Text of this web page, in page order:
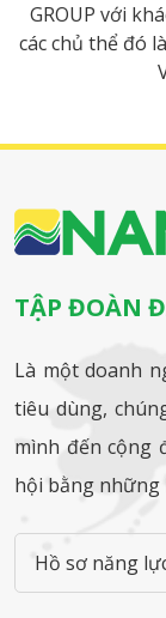
GROUP với
các chủ thể đó
TẬP ĐOÀN
Là một doanh
tiêu dùng,
mình đến cộng
hội bằng những
Hồ sơ năng